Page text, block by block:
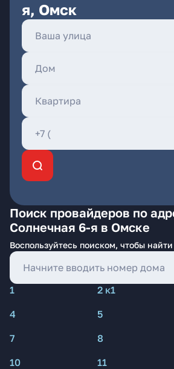
я, Омск
Поиск провайдеров по
Солнечная 6-я в Омске
Воспользуйтесь поиском, чтобы
1 2 к1
4
5
7
8
10
11